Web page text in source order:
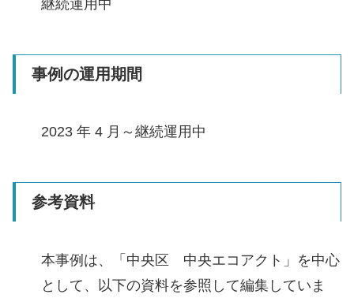
継続運用中
事例の運用期間
2023 年 4 月～継続運用中
参考資料
本事例は、「中央区 中央エコアクト」を中心
として、以下の資料を参照して編集していま